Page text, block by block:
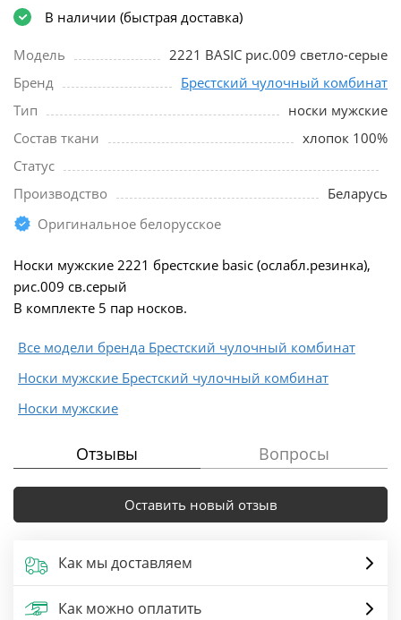
В наличии (быстрая доставка)
Модель
2221 BASIC рис.009 светло-серые
Бренд
Брестский чулочный комбинат
Тип
носки мужские
Состав ткани
хлопок 100%
Статус
Производство
Беларусь
Оригинальное белорусское
Носки мужские 2221 брестские basic (ослабл.резинка),
рис.009 св.серый
В комплекте 5 пар носков.
Все модели бренда Брестский чулочный комбинат
Носки мужские Брестский чулочный комбинат
Носки мужские
Отзывы Вопросы
Оставить новый отзыв
Как мы доставляем
Как можно оплатить